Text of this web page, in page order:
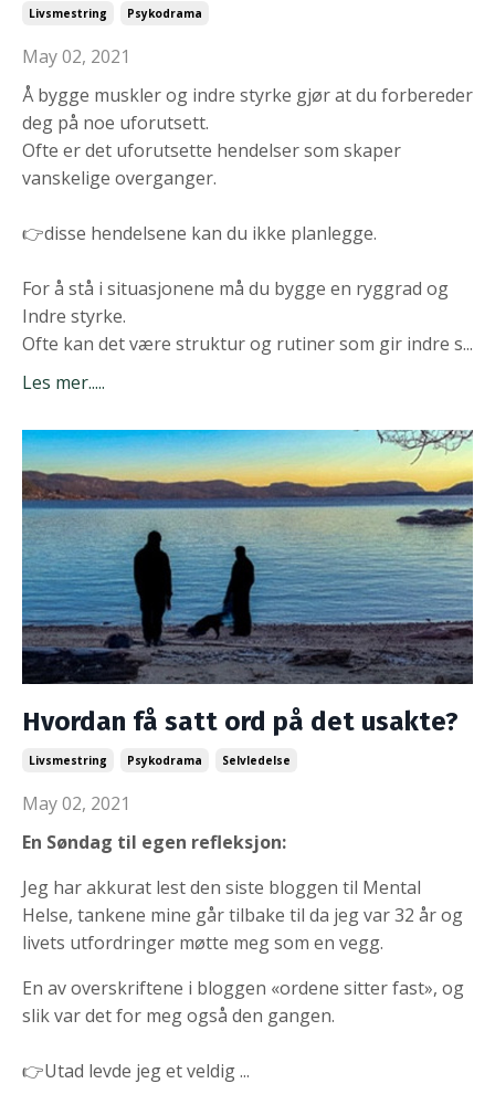
Livsmestring Psykodrama
May 02, 2021
Å bygge muskler og indre styrke gjør at du forbereder
deg på noe uforutsett.
Ofte er det uforutsette hendelser som skaper
vanskelige overganger.
👉disse hendelsene kan du ikke planlegge.
For å stå i situasjonene må du bygge en ryggrad og
Indre styrke.
Ofte kan det være struktur og rutiner som gir indre s...
Les mer.....
Hvordan få satt ord på det usakte?
Livsmestring Psykodrama Selvledelse
May 02, 2021
En Søndag til egen refleksjon:
Jeg har akkurat lest den siste bloggen til Mental
Helse, tankene mine går tilbake til da jeg var 32 år og
livets utfordringer møtte meg som en vegg.
En av overskriftene i bloggen «ordene sitter fast», og
slik var det for meg også den gangen.
👉Utad levde jeg et veldig...